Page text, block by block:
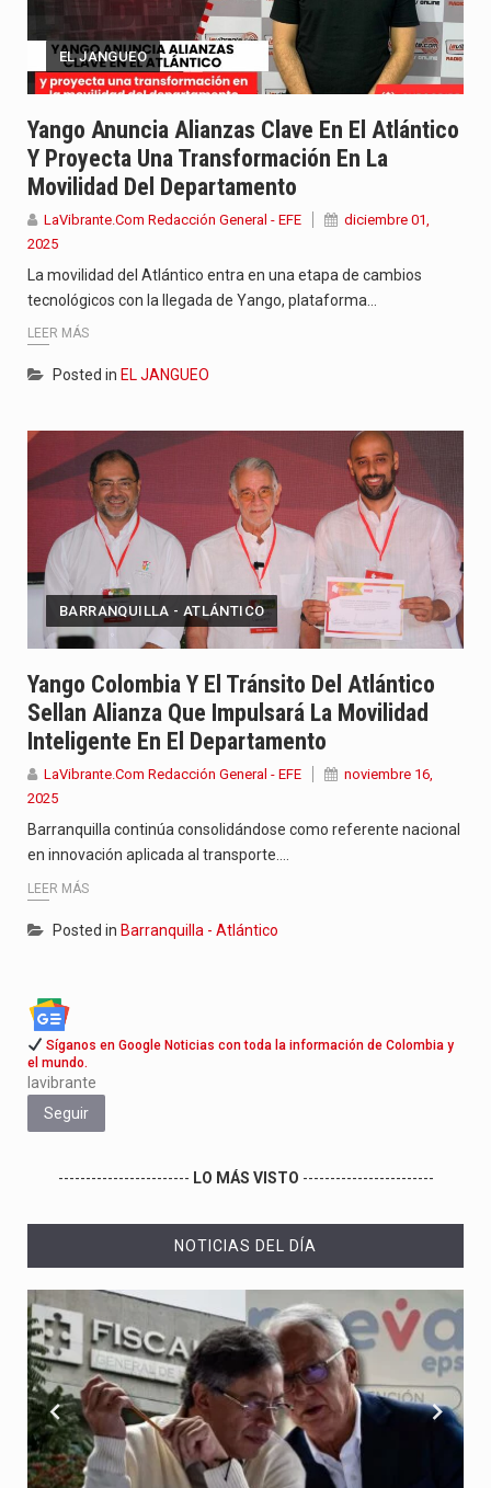
EL JANGUEO
Yango Anuncia Alianzas Clave En El Atlántico
Y Proyecta Una Transformación En La
Movilidad Del Departamento
LaVibrante.Com Redacción General - EFE
diciembre 01,
2025
La movilidad del Atlántico entra en una etapa de cambios
tecnológicos con la llegada de Yango, plataforma…
LEER MÁS
Posted in EL JANGUEO
BARRANQUILLA - ATLÁNTICO
Yango Colombia Y El Tránsito Del Atlántico
Sellan Alianza Que Impulsará La Movilidad
Inteligente En El Departamento
LaVibrante.Com Redacción General - EFE
noviembre 16,
2025
Barranquilla continúa consolidándose como referente nacional
en innovación aplicada al transporte.…
LEER MÁS
Posted in Barranquilla - Atlántico
Síganos en Google Noticias con toda la información de Colombia y
el mundo.
lavibrante
Seguir
------------------------ LO MÁS VISTO ------------------------
NOTICIAS DEL DÍA